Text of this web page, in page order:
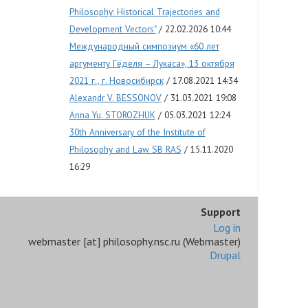
Philosophy: Historical Trajectories and
Development Vectors"
22.02.2026 10:44
Международный симпозиум «60 лет
аргументу Гёделя – Лукаса», 13 октября
2021 г., г. Новосибирск
17.08.2021 14:34
Alexandr V. BESSONOV
31.03.2021 19:08
Anna Yu. STOROZHUK
05.03.2021 12:24
30th Anniversary of the Institute of
Philosophy and Law SB RAS
15.11.2020
16:29
Support
Log in
webmaster [at] philosophy.nsc.ru (Webmaster)
Drupal